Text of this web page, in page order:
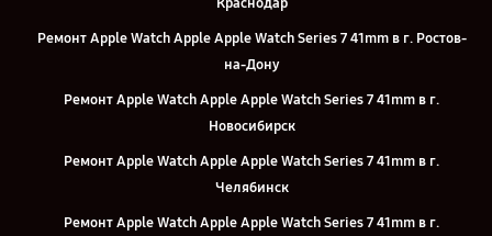
Ремонт Apple Watch Apple Apple Watch Series 7 41mm в г. Ростов-
на-Дону
Ремонт Apple Watch Apple Apple Watch Series 7 41mm в г.
Новосибирск
Ремонт Apple Watch Apple Apple Watch Series 7 41mm в г.
Челябинск
Ремонт Apple Watch Apple Apple Watch Series 7 41mm в г.